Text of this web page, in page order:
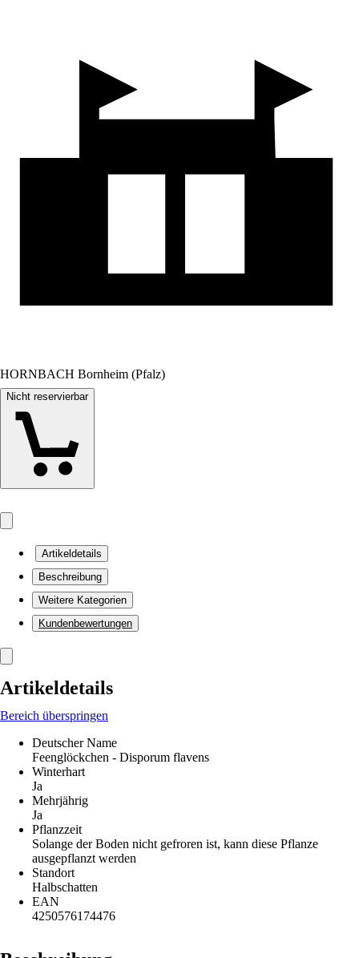
HORNBACH Bornheim (Pfalz)
Nicht reservierbar
Artikeldetails
Beschreibung
Weitere Kategorien
Kundenbewertungen
Artikeldetails
Bereich überspringen
Deutscher Name
Feenglöckchen - Disporum flavens
Winterhart
Ja
Mehrjährig
Ja
Pflanzzeit
Solange der Boden nicht gefroren ist, kann diese Pflanze
ausgepflanzt werden
Standort
Halbschatten
EAN
4250576174476